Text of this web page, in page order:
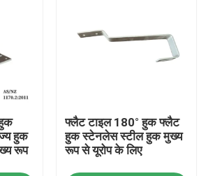
हुक
रूप
फ्लैट टाइल 180° हुक फ्लैट
हुक स्टेनलेस स्टील हुक मुख्य
रूप से यूरोप के लिए